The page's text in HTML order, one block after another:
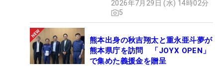
ギア”】
2026年7月29日 (水) 14時02分
5
熊本出身の秋吉翔太と重永亜斗夢が
熊本県庁を訪問 「JOYX OPEN」
で集めた義援金を贈呈